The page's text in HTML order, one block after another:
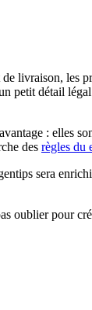
livraison, les
petit détail
: elles
des règles du
sera
oublier pour